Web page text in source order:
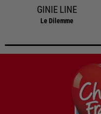
GINIE LINE
Le Dilemme